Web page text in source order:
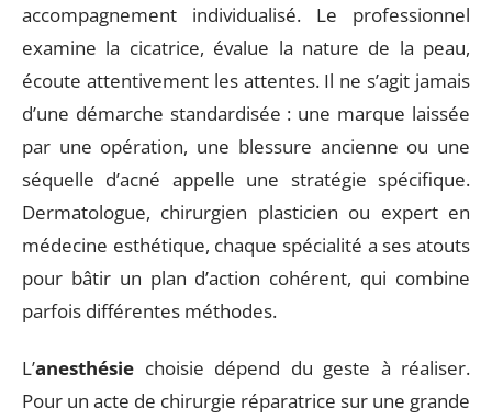
accompagnement individualisé. Le professionnel
examine la cicatrice, évalue la nature de la peau,
écoute attentivement les attentes. Il ne s’agit jamais
d’une démarche standardisée : une marque laissée
par une opération, une blessure ancienne ou une
séquelle d’acné appelle une stratégie spécifique.
Dermatologue, chirurgien plasticien ou expert en
médecine esthétique, chaque spécialité a ses atouts
pour bâtir un plan d’action cohérent, qui combine
parfois différentes méthodes.
L’anesthésie choisie dépend du geste à réaliser.
Pour un acte de chirurgie réparatrice sur une grande